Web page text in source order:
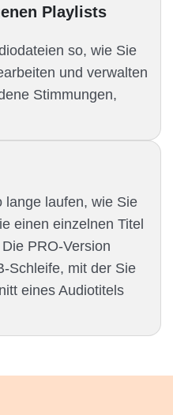
Playlists
so, wie Sie
und verwalten
Stimmungen,
lange laufen, wie Sie
einen einzelnen Titel
PRO-Version
Schleife, mit der Sie
eines Audiotitels